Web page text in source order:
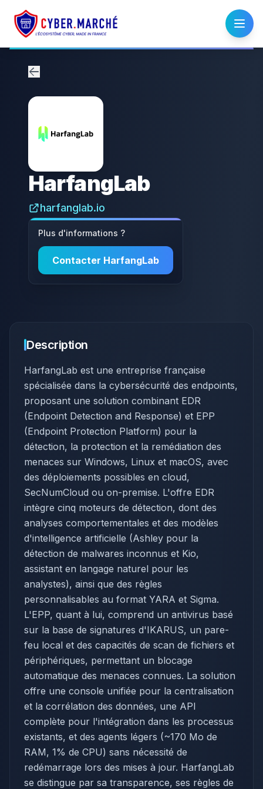
HarfangLab
harfanglab.io
Plus d'informations ?
Contacter HarfangLab
Description
HarfangLab est une entreprise française
spécialisée dans la cybersécurité des endpoints,
proposant une solution combinant EDR
(Endpoint Detection and Response) et EPP
(Endpoint Protection Platform) pour la
détection, la protection et la remédiation des
menaces sur Windows, Linux et macOS, avec
des déploiements possibles en cloud,
SecNumCloud ou on-premise. L'offre EDR
intègre cinq moteurs de détection, dont des
analyses comportementales et des modèles
d'intelligence artificielle (Ashley pour la
détection de malwares inconnus et Kio,
assistant en langage naturel pour les
analystes), ainsi que des règles
personnalisables au format YARA et Sigma.
L'EPP, quant à lui, comprend un antivirus basé
sur la base de signatures d'IKARUS, un pare-
feu local et des capacités de scan de fichiers et
périphériques, permettant un blocage
automatique des menaces connues. La solution
offre une console unifiée pour la centralisation
et la corrélation des données, une API
complète pour l'intégration dans les processus
existants, et des agents légers (~170 Mo de
RAM, 1% de CPU) sans nécessité de
redémarrage lors des mises à jour. HarfangLab
se distingue par sa transparence, ses règles de